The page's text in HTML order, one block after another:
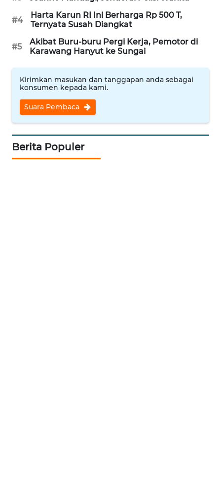
#4
Harta Karun RI Ini Berharga Rp 500 T,
Ternyata Susah Diangkat
#5
Akibat Buru-buru Pergi Kerja, Pemotor di
Karawang Hanyut ke Sungai
Kirimkan masukan dan tanggapan anda sebagai
konsumen kepada kami.
Suara Pembaca
Berita Populer
WALINKI
MAWAKA
ID
NET
WATCH